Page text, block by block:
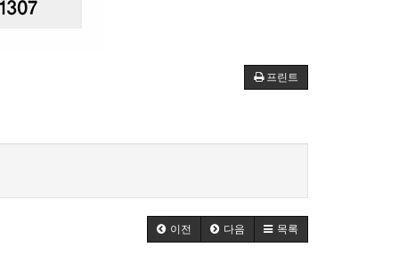
프린트
이전 다음 목록